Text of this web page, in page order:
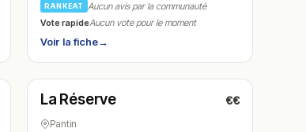
RANKEAT
Aucun avis par la communauté
Vote rapideAucun vote pour le moment
Voir la fiche→
N° 14
Fermé(07:30 – 17:00)
La Réserve €€
Pantin